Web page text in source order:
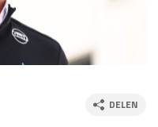
DELEN